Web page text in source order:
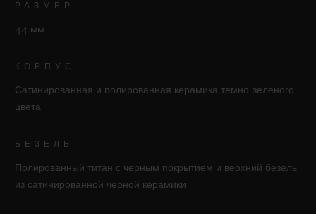
РАЗМЕР
44 мм
КОРПУС
Сатинированная и полированная керамика темно-зеленого
цвета
БЕЗЕЛЬ
Полированный титан с черным покрытием и верхний безель
из сатинированной черной керамики